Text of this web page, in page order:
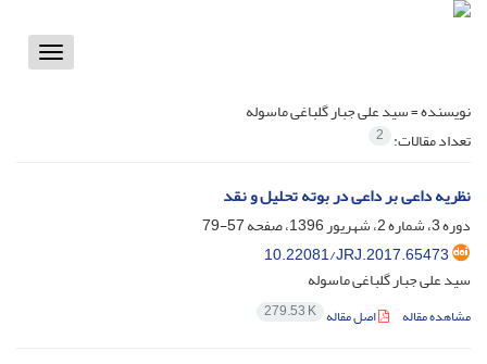
Toggle
نویسنده =سید علی جبار گلباغی ماسوله
تعداد مقالات: 2
نظریه داعی بر داعی در بوته تحلیل و نقد
دوره 3، شماره 2، شهریور 1396، صفحه
57-79
10.22081/JRJ.2017.65473
سید علی جبار گلباغی ماسوله
مشاهده مقاله اصل مقاله 279.53 K